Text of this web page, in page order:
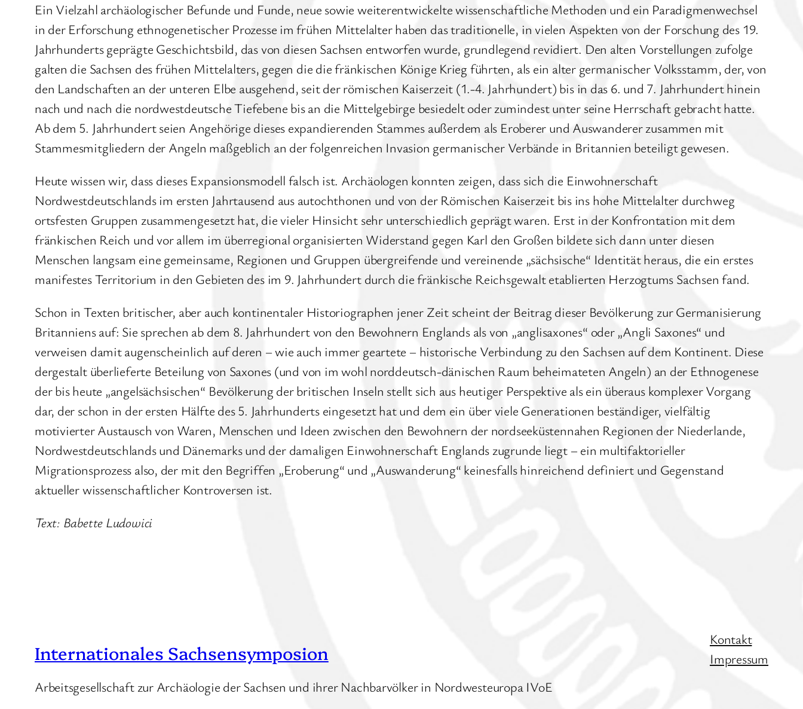
Ein Vielzahl archäologischer Befunde und Funde, neue sowie weiterentwickelte wissenschaftliche Methoden und ein Paradigmenwechsel
in der Erforschung ethnogenetischer Prozesse im frühen Mittelalter haben das traditionelle, in vielen Aspekten von der Forschung des 19.
Jahrhunderts geprägte Geschichtsbild, das von diesen Sachsen entworfen wurde, grundlegend revidiert. Den alten Vorstellungen zufolge
galten die Sachsen des frühen Mittelalters, gegen die die fränkischen Könige Krieg führten, als ein alter germanischer Volksstamm, der, von
den Landschaften an der unteren Elbe ausgehend, seit der römischen Kaiserzeit (1.-4. Jahrhundert) bis in das 6. und 7. Jahrhundert hinein
nach und nach die nordwestdeutsche Tiefebene bis an die Mittelgebirge besiedelt oder zumindest unter seine Herrschaft gebracht hatte.
Ab dem 5. Jahrhundert seien Angehörige dieses expandierenden Stammes außerdem als Eroberer und Auswanderer zusammen mit
Stammesmitgliedern der Angeln maßgeblich an der folgenreichen Invasion germanischer Verbände in Britannien beteiligt gewesen.
Heute wissen wir, dass dieses Expansionsmodell falsch ist. Archäologen konnten zeigen, dass sich die Einwohnerschaft
Nordwestdeutschlands im ersten Jahrtausend aus autochthonen und von der Römischen Kaiserzeit bis ins hohe Mittelalter durchweg
ortsfesten Gruppen zusammengesetzt hat, die vieler Hinsicht sehr unterschiedlich geprägt waren. Erst in der Konfrontation mit dem
fränkischen Reich und vor allem im überregional organisierten Widerstand gegen Karl den Großen bildete sich dann unter diesen
Menschen langsam eine gemeinsame, Regionen und Gruppen übergreifende und vereinende „sächsische“ Identität heraus, die ein erstes
manifestes Territorium in den Gebieten des im 9. Jahrhundert durch die fränkische Reichsgewalt etablierten Herzogtums Sachsen fand.
Schon in Texten britischer, aber auch kontinentaler Historiographen jener Zeit scheint der Beitrag dieser Bevölkerung zur Germanisierung
Britanniens auf: Sie sprechen ab dem 8. Jahrhundert von den Bewohnern Englands als von „anglisaxones“ oder „Angli Saxones“ und
verweisen damit augenscheinlich auf deren – wie auch immer geartete – historische Verbindung zu den Sachsen auf dem Kontinent. Diese
dergestalt überlieferte Beteilung von Saxones (und von im wohl norddeutsch-dänischen Raum beheimateten Angeln) an der Ethnogenese
der bis heute „angelsächsischen“ Bevölkerung der britischen Inseln stellt sich aus heutiger Perspektive als ein überaus komplexer Vorgang
dar, der schon in der ersten Hälfte des 5. Jahrhunderts eingesetzt hat und dem ein über viele Generationen beständiger, vielfältig
motivierter Austausch von Waren, Menschen und Ideen zwischen den Bewohnern der nordseeküstennahen Regionen der Niederlande,
Nordwestdeutschlands und Dänemarks und der damaligen Einwohnerschaft Englands zugrunde liegt – ein multifaktorieller
Migrationsprozess also, der mit den Begriffen „Eroberung“ und „Auswanderung“ keinesfalls hinreichend definiert und Gegenstand
aktueller wissenschaftlicher Kontroversen ist.
Text: Babette Ludowici
Internationales Sachsensymposion
Arbeitsgesellschaft zur Archäologie der Sachsen und ihrer Nachbarvölker in Nordwesteuropa IVoE
Kontakt
Impressum